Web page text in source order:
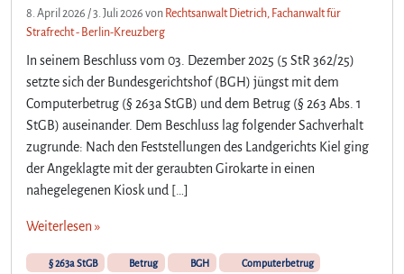
8. April 2026 /3. Juli 2026 von Rechtsanwalt Dietrich, Fachanwalt für
Strafrecht - Berlin-Kreuzberg
In seinem Beschluss vom 03. Dezember 2025 (5 StR 362/25)
setzte sich der Bundesgerichtshof (BGH) jüngst mit dem
Computerbetrug (§ 263a StGB) und dem Betrug (§ 263 Abs. 1
StGB) auseinander. Dem Beschluss lag folgender Sachverhalt
zugrunde: Nach den Feststellungen des Landgerichts Kiel ging
der Angeklagte mit der geraubten Girokarte in einen
nahegelegenen Kiosk und […]
Weiterlesen »
§ 263a StGB Betrug BGH Computerbetrug